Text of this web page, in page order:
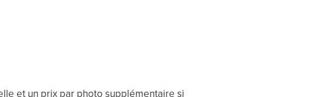
et un prix par photo supplémentaire si